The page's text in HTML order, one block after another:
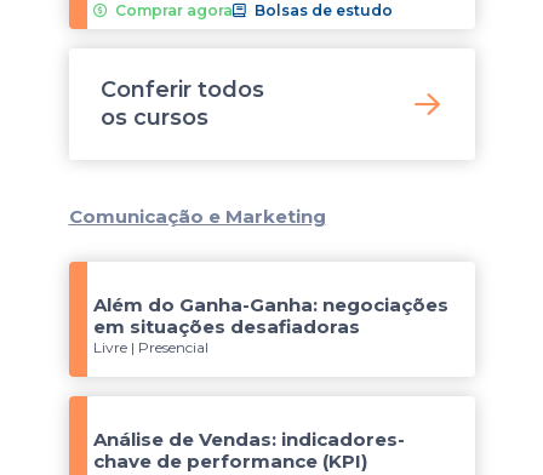
Comprar agora
Bolsas de estudo
Conferir todos
os cursos
Comunicação e Marketing
Além do Ganha-Ganha: negociações
em situações desafiadoras
Livre | Presencial
Análise de Vendas: indicadores-
chave de performance (KPI)